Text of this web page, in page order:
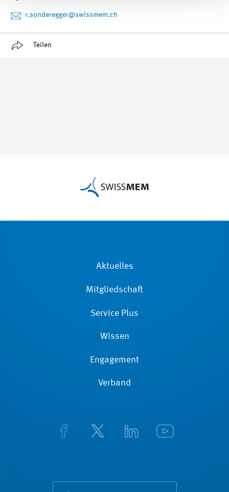
r.sonderegger@swissmem.ch
Teilen
Aktuelles
Mitgliedschaft
Service Plus
Wissen
Engagement
Verband